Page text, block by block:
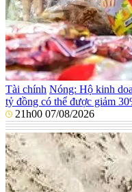
Tài chính Nóng: Hộ kinh
tỷ đồng có thể được giảm
21h00 07/08/2026